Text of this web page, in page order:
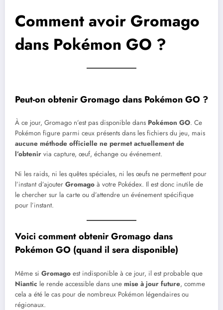
Comment avoir Gromago
dans Pokémon GO ?
Peut-on obtenir Gromago dans Pokémon GO ?
À ce jour, Gromago n’est pas disponible dans Pokémon GO. Ce
Pokémon figure parmi ceux présents dans les fichiers du jeu, mais
aucune méthode officielle ne permet actuellement de
l’obtenir via capture, œuf, échange ou événement.
Ni les raids, ni les quêtes spéciales, ni les œufs ne permettent pour
l’instant d’ajouter Gromago à votre Pokédex. Il est donc inutile de
le chercher sur la carte ou d’attendre un événement spécifique
pour l’instant.
Voici comment obtenir Gromago dans
Pokémon GO (quand il sera disponible)
Même si Gromago est indisponible à ce jour, il est probable que
Niantic le rende accessible dans une mise à jour future, comme
cela a été le cas pour de nombreux Pokémon légendaires ou
régionaux.